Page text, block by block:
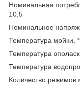
Номинальная
10,5
Номинальное
Температура
Температура
Температура
Количество